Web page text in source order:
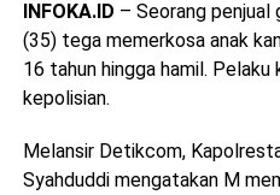
INFOKA.ID – Seorang penjual
(35) tega memerkosa anak
16 tahun hingga hamil. Pelaku
kepolisian.
Melansir Detikcom,
Syahduddi mengatakan M